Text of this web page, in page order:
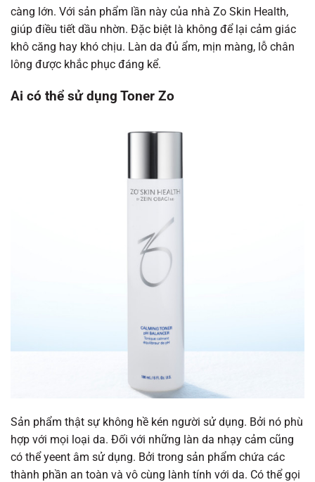
càng lớn. Với sản phẩm lần này của nhà Zo Skin Health,
giúp điều tiết dầu nhờn. Đặc biệt là không để lại cảm giác
khô căng hay khó chịu. Làn da đủ ẩm, mịn màng, lỗ chân
lông được khắc phục đáng kể.
Ai có thể sử dụng Toner Zo
Sản phẩm thật sự không hề kén người sử dụng. Bởi nó phù
hợp với mọi loại da. Đối với những làn da nhạy cảm cũng
có thể yeent âm sử dụng. Bởi trong sản phẩm chứa các
thành phần an toàn và vô cùng lành tính với da. Có thể gọi